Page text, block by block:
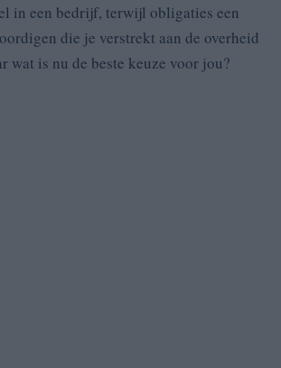
in een bedrijf, terwijl obligaties een
die je verstrekt aan de overheid
wat is nu de beste keuze voor jou?